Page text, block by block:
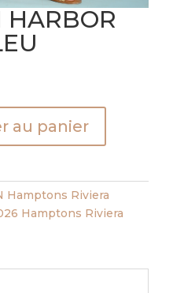
HARBOR
au panier
Hamptons Riviera
Hamptons Riviera